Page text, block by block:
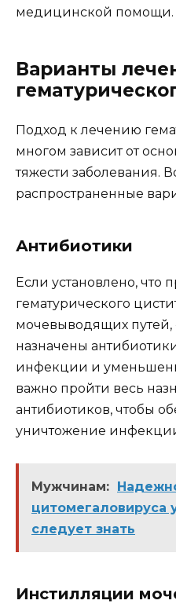
медицинской помощи.
Варианты
Подход к лечению
многом зависит от
тяжести заболевания.
распространенные
Антибиотики
Если установлено, что
гематурического
мочевыводящих путей,
назначены
инфекции и
важно пройти весь
антибиотиков, чтобы
уничтожение
Мужчинам:
цитомегаловируса
следует знать
Инстилляции